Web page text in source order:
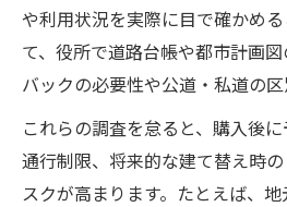
や利用状況を実際に目で確かめ
て、役所で道路台帳や都市計画
バックの必要性や公道・私道の区
これらの調査を怠ると、購入後
通行制限、将来的な建て替え時
スクが高まります。たとえば、